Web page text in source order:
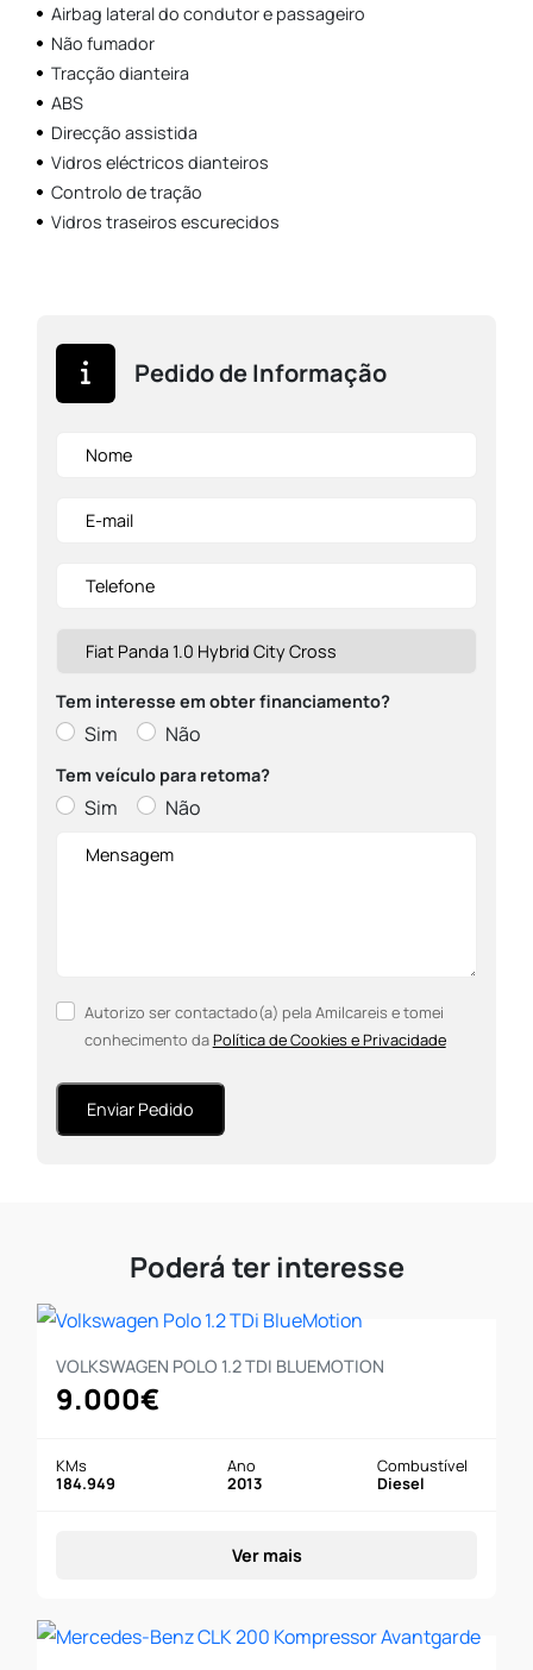
Airbag lateral do condutor e passageiro
Não fumador
Tracção dianteira
ABS
Direcção assistida
Vidros eléctricos dianteiros
Controlo de tração
Vidros traseiros escurecidos
Pedido de Informação
Tem interesse em obter financiamento?
Sim Não
Tem veículo para retoma?
Sim Não
Autorizo ser contactado(a) pela Amilcareis e tomei
conhecimento daPolítica de Cookies e Privacidade
Enviar Pedido
Poderá ter interesse
VOLKSWAGEN POLO 1.2 TDI BLUEMOTION
9.000€
KMs
184.949
Ano
2013
Combustível
Diesel
Ver mais